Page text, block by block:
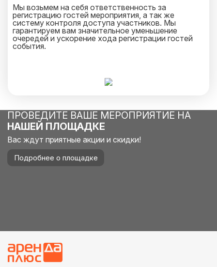
Мы возьмем на себя ответственность за
регистрацию гостей мероприятия, а так же
систему контроля доступа участников. Мы
гарантируем вам значительное уменьшение
очередей и ускорение хода регистрации гостей
события.
ПРОВЕДИТЕ ВАШЕ МЕРОПРИЯТИЕ НА
НАШЕЙ ПЛОЩАДКЕ
Вас ждут приятные акции и скидки!
Подробнее о площадке